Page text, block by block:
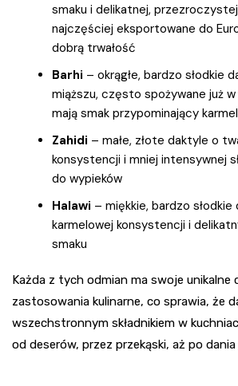
smaku i delikatnej,
najczęściej eksportowane do
dobrą trwałość
Barhi – okrągłe, bardzo słodkie
miąższu, często spożywane już w
mają smak przypominający
Zahidi – małe, złote daktyle o
konsystencji i mniej intensywnej
do wypieków
Halawi – miękkie, bardzo
karmelowej konsystencji i
smaku
Każda z tych odmian ma swoje unikalne
zastosowania kulinarne, co sprawia, że
wszechstronnym składnikiem w
od deserów, przez przekąski, aż po dania